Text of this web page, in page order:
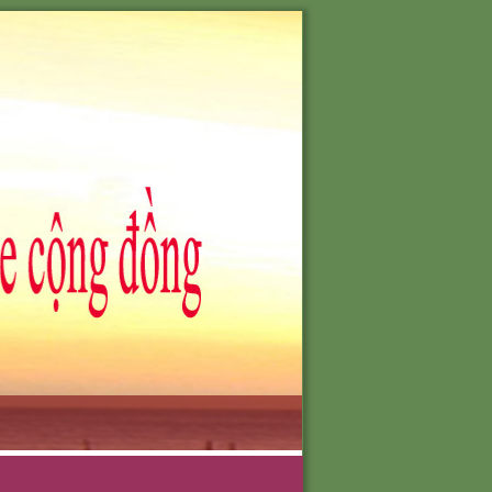
0903051388
CẦU